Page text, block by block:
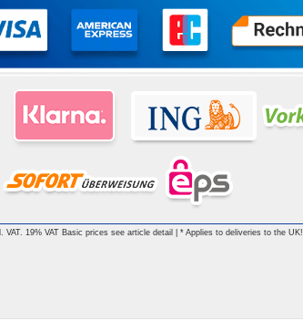
19% VAT Basic prices see article detail | * Applies to deliveries to the UK!